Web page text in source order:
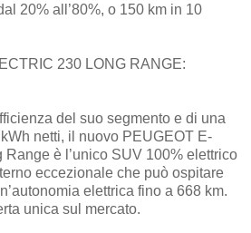
20% all’80%, o 150 km in 10
230 LONG RANGE:
del suo segmento e di una
netti, il nuovo PEUGEOT E-
è l’unico SUV 100% elettrico
eccezionale che può ospitare
elettrica fino a 668 km.
unica sul mercato.